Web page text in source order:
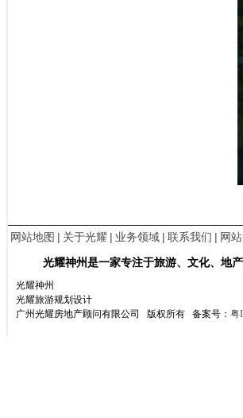
网站地图 | 关于光耀 | 业务领域 | 联系我们 | 网
光耀神州是一家专注于旅游、文化、地
光耀神州
光耀旅游规划设计
广州光耀房地产顾问有限公司 版权所有 备案号： 粤